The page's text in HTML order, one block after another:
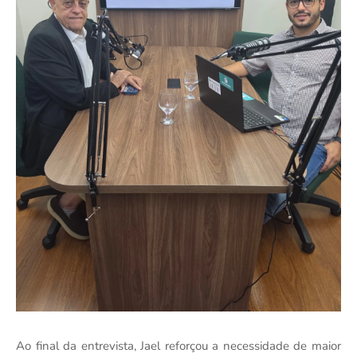
Ao final da entrevista, Jael reforçou a necessidade de maior